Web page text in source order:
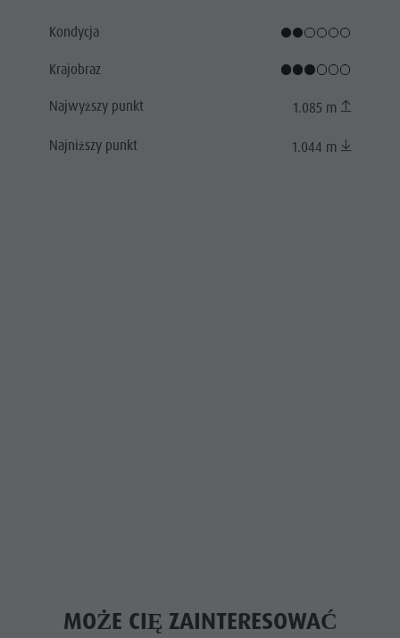
Kondycja
Krajobraz
Najwyższy punkt 1.085 m
Najniższy punkt 1.044 m
MOŻE CIĘ ZAINTERESOWAĆ